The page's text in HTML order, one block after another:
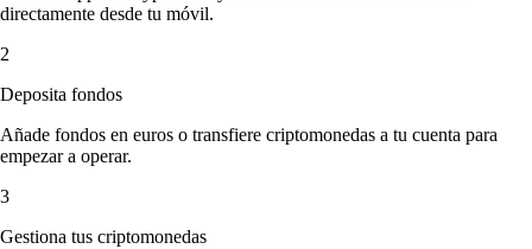
directamente desde tu móvil.
2
Deposita fondos
Añade fondos en euros o transfiere criptomonedas a tu cuenta para
empezar a operar.
3
Gestiona tus criptomonedas